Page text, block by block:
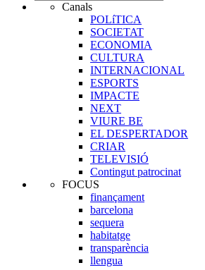
Canals
POLíTICA
SOCIETAT
ECONOMIA
CULTURA
INTERNACIONAL
ESPORTS
IMPACTE
NEXT
VIURE BE
EL DESPERTADOR
CRIAR
TELEVISIÓ
Contingut patrocinat
FOCUS
finançament
barcelona
sequera
habitatge
transparència
llengua